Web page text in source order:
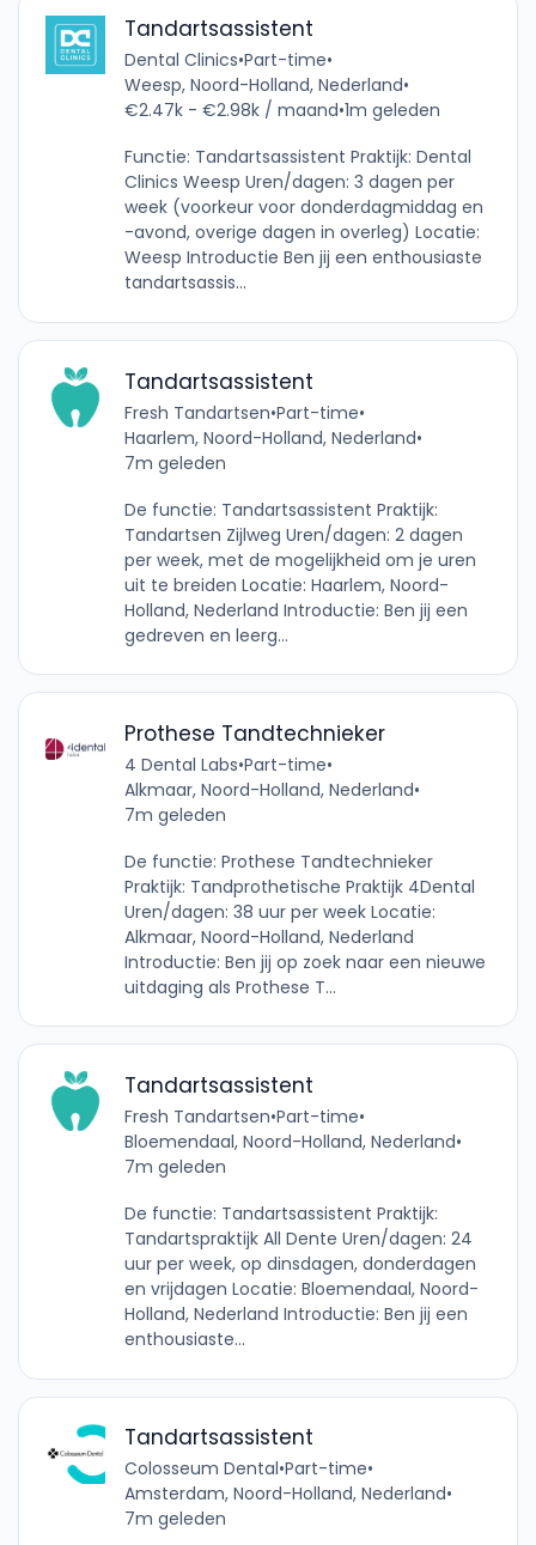
Tandartsassistent
Dental Clinics•Part-time•
Weesp, Noord-Holland, Nederland•
€2.47k - €2.98k / maand•1m geleden
Functie: Tandartsassistent Praktijk: Dental
Clinics Weesp Uren/dagen: 3 dagen per
week (voorkeur voor donderdagmiddag en
-avond, overige dagen in overleg) Locatie:
Weesp Introductie Ben jij een enthousiaste
tandartsassis...
Tandartsassistent
Fresh Tandartsen•Part-time•
Haarlem, Noord-Holland, Nederland•
7m geleden
De functie: Tandartsassistent Praktijk:
Tandartsen Zijlweg Uren/dagen: 2 dagen
per week, met de mogelijkheid om je uren
uit te breiden Locatie: Haarlem, Noord-
Holland, Nederland Introductie: Ben jij een
gedreven en leerg...
Prothese Tandtechnieker
4 Dental Labs•Part-time•
Alkmaar, Noord-Holland, Nederland•
7m geleden
De functie: Prothese Tandtechnieker
Praktijk: Tandprothetische Praktijk 4Dental
Uren/dagen: 38 uur per week Locatie:
Alkmaar, Noord-Holland, Nederland
Introductie: Ben jij op zoek naar een nieuwe
uitdaging als Prothese T...
Tandartsassistent
Fresh Tandartsen•Part-time•
Bloemendaal, Noord-Holland, Nederland•
7m geleden
De functie: Tandartsassistent Praktijk:
Tandartspraktijk All Dente Uren/dagen: 24
uur per week, op dinsdagen, donderdagen
en vrijdagen Locatie: Bloemendaal, Noord-
Holland, Nederland Introductie: Ben jij een
enthousiaste...
Tandartsassistent
Colosseum Dental•Part-time•
Amsterdam, Noord-Holland, Nederland•
7m geleden